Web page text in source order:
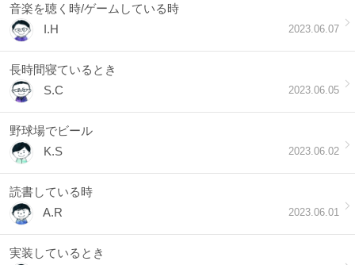
2023.06.07
I.H
音楽を聴く時/ゲームしている時
2023.06.05
S.C
長時間寝ているとき
2023.06.02
K.S
野球場でビール
2023.06.01
A.R
読書している時
実装しているとき